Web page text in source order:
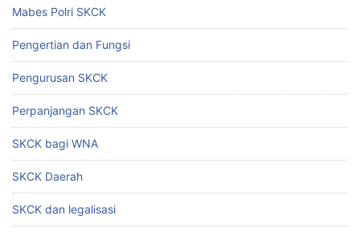
Mabes Polri SKCK
Pengertian dan Fungsi
Pengurusan SKCK
Perpanjangan SKCK
SKCK bagi WNA
SKCK Daerah
SKCK dan legalisasi